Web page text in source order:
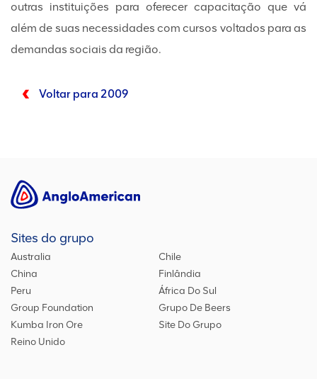
outras instituições para oferecer capacitação que vá
além de suas necessidades com cursos voltados para as
demandas sociais da região.
Voltar para 2009
Sites do grupo
Australia
Chile
China
Finlândia
Peru
África Do Sul
Group Foundation
Grupo De Beers
Kumba Iron Ore
Site Do Grupo
Reino Unido